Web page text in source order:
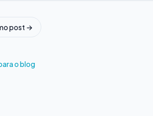
post →
o blog